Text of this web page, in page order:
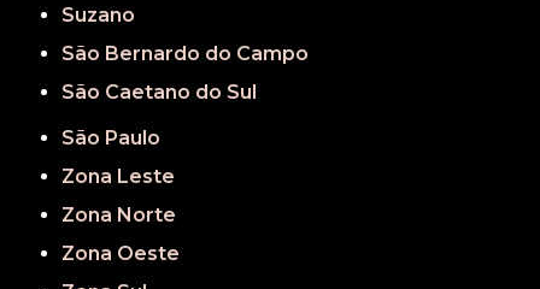
Suzano
São Bernardo do Campo
São Caetano do Sul
São Paulo
Zona Leste
Zona Norte
Zona Oeste